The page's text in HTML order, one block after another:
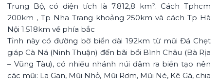
Trung Bộ, có diện tích là 7.812,8 km². Cách Tphcm
200km , Tp Nha Trang khoảng 250km và cách Tp Hà
Nội 1.518km về phía bắc
Tỉnh này có đường bờ biển dài 192km từ mũi Đá Chẹt
giáp Cà Ná (Ninh Thuận) đến bãi bồi Bình Châu (Bà Rịa
– Vũng Tàu), có nhiều nhánh núi đâm ra biển tạo nên
các mũi: La Gan, Mũi Nhỏ, Mũi Rơm, Mũi Né, Kê Gà, chia